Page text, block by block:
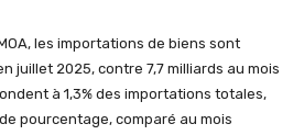
les importations de biens sont
juillet 2025, contre 7,7 milliards au mois
à 1,3% des importations totales,
pourcentage, comparé au mois